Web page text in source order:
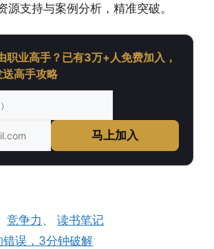
源支持与案例分析，精准突破。
职业高手？已有3万+人免费加入，
高手攻略
马上加入
竞争力 、读书笔记
错误，3分钟破解